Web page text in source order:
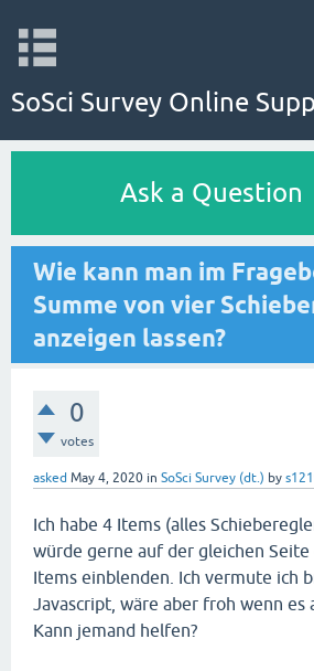
SoSci Survey Online
Ask a Question
Wie kann man im
Summe von vier
anzeigen lassen?
0
votes
asked May 4, 2020 in SoSci Survey (dt.) by
Ich habe 4 Items (alles
würde gerne auf der gleichen
Items einblenden. Ich vermute ich
Javascript, wäre aber froh wenn es
Kann jemand helfen?